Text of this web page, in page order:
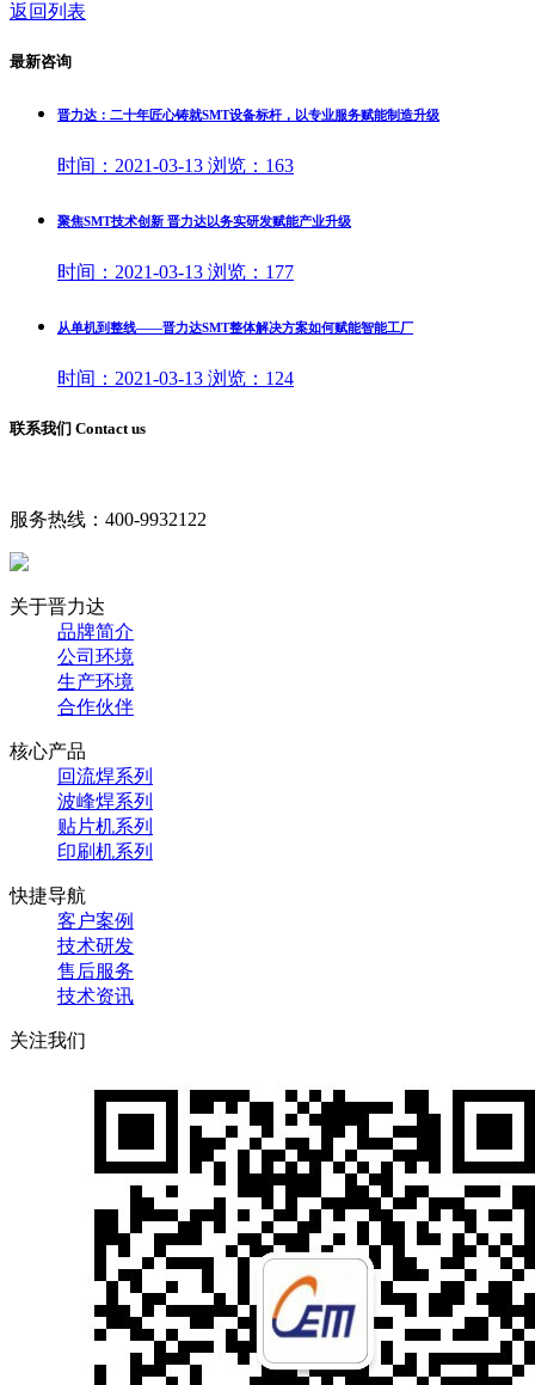
返回列表
最新咨询
晋力达：二十年匠心铸就SMT设备标杆，以专业服务赋能制造升级
时间： 2021-03-13 浏览： 163
聚焦SMT技术创新 晋力达以务实研发赋能产业升级
时间： 2021-03-13 浏览： 177
从单机到整线——晋力达SMT整体解决方案如何赋能智能工厂
时间： 2021-03-13 浏览： 124
联系我们 Contact us
服务热线： 400-9932122
关于晋力达
品牌简介
公司环境
生产环境
合作伙伴
核心产品
回流焊系列
波峰焊系列
贴片机系列
印刷机系列
快捷导航
客户案例
技术研发
售后服务
技术资讯
关注我们